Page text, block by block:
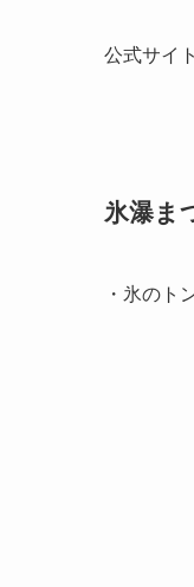
公式サイ
氷瀑ま
・氷のト